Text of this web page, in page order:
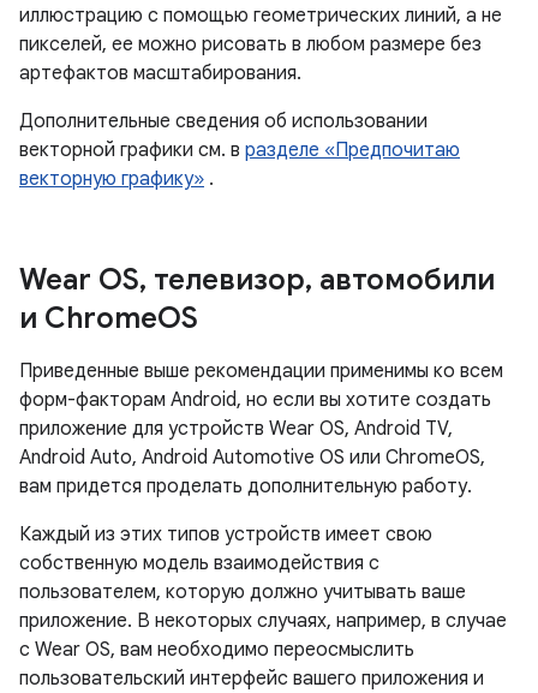
иллюстрацию с помощью геометрических линий, а не
пикселей, ее можно рисовать в любом размере без
артефактов масштабирования.
Дополнительные сведения об использовании
векторной графики см. в разделе «Предпочитаю
векторную графику» .
Wear OS, телевизор, автомобили
и ChromeOS
Приведенные выше рекомендации применимы ко всем
форм-факторам Android, но если вы хотите создать
приложение для устройств Wear OS, Android TV,
Android Auto, Android Automotive OS или ChromeOS,
вам придется проделать дополнительную работу.
Каждый из этих типов устройств имеет свою
собственную модель взаимодействия с
пользователем, которую должно учитывать ваше
приложение. В некоторых случаях, например, в случае
с Wear OS, вам необходимо переосмыслить
пользовательский интерфейс вашего приложения и